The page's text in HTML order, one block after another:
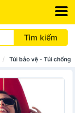
Tìm kiếm
Túi bảo vệ - Túi chống